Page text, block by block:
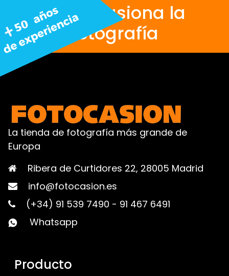
Nos apasiona la
fotografía
La tienda de fotografía más grande de
Europa
Ribera de Curtidores 22, 28005 Madrid
info@fotocasion.es
(+34) 91 539 7490 - 91 467 6491
Whatsapp
Producto